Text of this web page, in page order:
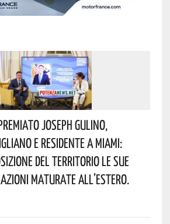
Joseph Gulino,
E Residente A Miami:
Del Territorio Le Sue
Maturate All’estero.